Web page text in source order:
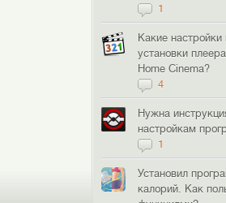
1
Какие
установки
Home Cinema?
4
Нужна
настройкам
1
Установил
калорий. Как